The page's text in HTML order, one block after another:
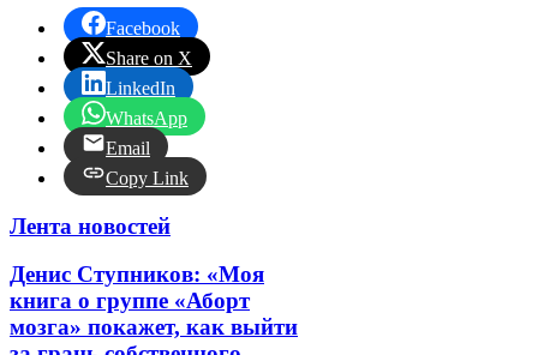
Facebook
Share on X
LinkedIn
WhatsApp
Email
Copy Link
Лента новостей
Денис Ступников: «Моя
книга о группе «Аборт
мозга» покажет, как выйти